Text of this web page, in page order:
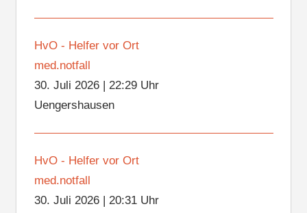
HvO - Helfer vor Ort
med.notfall
30. Juli 2026| 22:29 Uhr
Uengershausen
HvO - Helfer vor Ort
med.notfall
30. Juli 2026| 20:31 Uhr